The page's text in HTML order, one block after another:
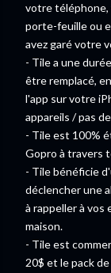
votre
porte-feuille ou
avez garé votre
- Tile a une
être remplacé,
l'app sur votre
appareils / pas
- Tile est 100%
Gopro à travers
- Tile bénéficie
déclencher une
à rappeller à vos
maison.
- Tile est
20$ et le pack